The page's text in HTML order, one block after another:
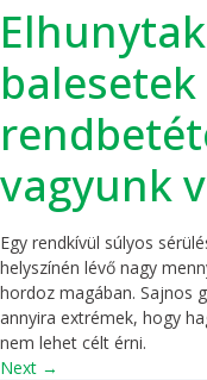
vagyunk
Egy rendkívül súlyos
helyszínén lévő nagy
hordoz magában. Sajnos
annyira extrémek, hogy
nem lehet célt érni.
Next →